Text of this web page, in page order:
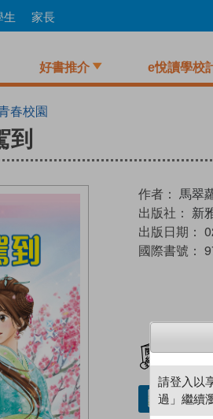
生 家長
好書推介 e悅讀學校
春校園
到
作者： 馬翠
出版社： 新
出版日期：
國際書號：
借閱
請登入以
過」繼續